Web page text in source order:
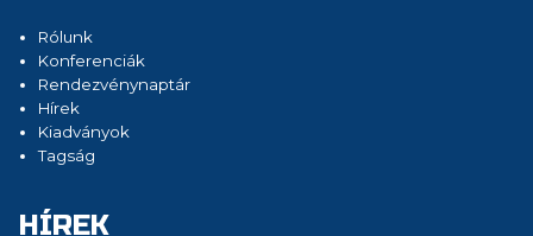
Rólunk
Konferenciák
Rendezvénynaptár
Hírek
Kiadványok
Tagság
HÍREK